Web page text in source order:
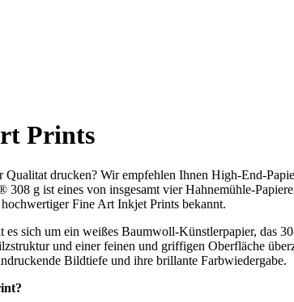
Prints
Qualitat drucken? Wir empfehlen Ihnen High-End-
g ist eines von insgesamt vier Hahnemühle-
Fine Art Inkjet Prints bekannt.
sich um ein weißes Baumwoll-Künstlerpapier, das
und einer feinen und griffigen Oberfläche
Bildtiefe und ihre brillante Farbwiedergabe.
?